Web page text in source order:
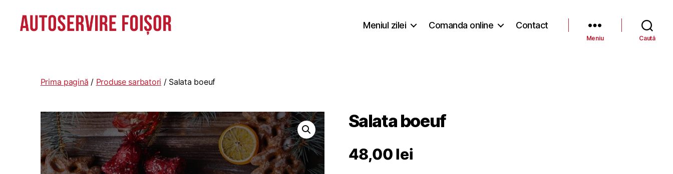
Lascăr
Meniul zilei Comanda online Contact
Meniu Caută
Prima pagină / Produse sarbatori / Salata boeuf
Salata boeuf
48,00lei